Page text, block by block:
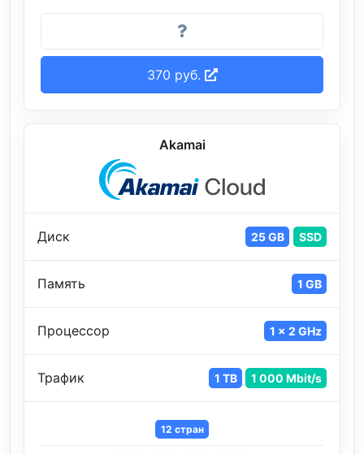
370 руб.
Akamai
Диск 25 GB SSD
Память 1 GB
Процессор 1 x 2 GHz
Трафик 1 TB 1 000 Mbit/s
12 стран